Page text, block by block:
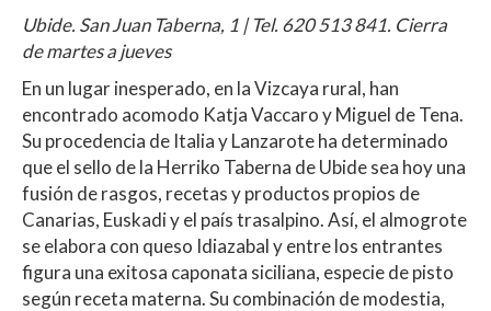
Ubide. San Juan Taberna, 1 | Tel. 620 513 841. Cierra
de martes a jueves
En un lugar inesperado, en la Vizcaya rural, han
encontrado acomodo Katja Vaccaro y Miguel de Tena.
Su procedencia de Italia y Lanzarote ha determinado
que el sello de la Herriko Taberna de Ubide sea hoy una
fusión de rasgos, recetas y productos propios de
Canarias, Euskadi y el país trasalpino. Así, el almogrote
se elabora con queso Idiazabal y entre los entrantes
figura una exitosa caponata siciliana, especie de pisto
según receta materna. Su combinación de modestia,